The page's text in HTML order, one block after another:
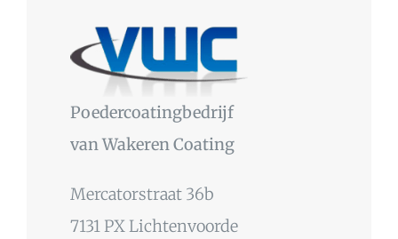
Poedercoatingbedrijf
van Wakeren Coating
Mercatorstraat 36b
7131 PX Lichtenvoorde